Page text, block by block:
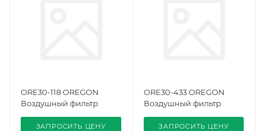
ORE30-118 OREGON
Воздушный фильтр
ЗАПРОСИТЬ ЦЕНУ
ORE30-433 OREGON
Воздушный фильтр
ЗАПРОСИТЬ ЦЕНУ